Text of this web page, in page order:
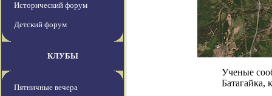
Исторический форум
Детский форум
КЛУБЫ
Пятничные вечера
Ученые
Батагайка,